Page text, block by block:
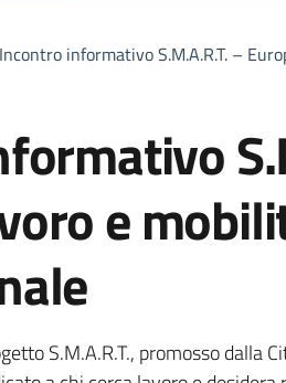
Incontro informativo S.M.A.R.T. –
e
notizia
S.M.A.R.T., promosso dalla